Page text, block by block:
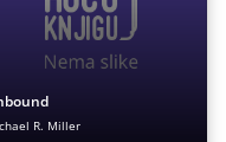
R. Miller